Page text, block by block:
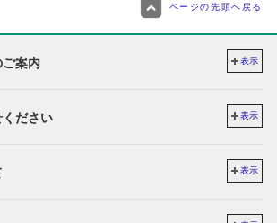
ページの先頭へ戻る
案内 表示
ださい 表示
表示